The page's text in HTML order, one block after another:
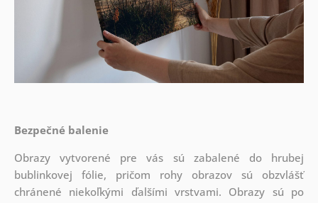
Bezpečné balenie
Obrazy vytvorené pre vás sú zabalené do hrubej
bublinkovej fólie, pričom rohy obrazov sú obzvlášť
chránené niekoľkými ďalšími vrstvami. Obrazy sú po